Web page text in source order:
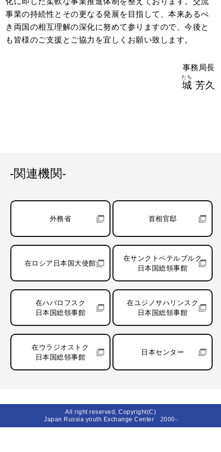
事業の持続性とその更なる発展を目指して、本来あるべ
き両国の相互理解の深化に努めて参りますので、今後と
も皆様のご支援とご協力を宜しくお願い致します。
事務局長
城
たち
芳久
-関連機関-
外務省 首相官邸
在ロシア日本国大使館
在サンクトペテルブルク
日本国総領事館
在ハバロフスク
日本国総領事館
在ユジノサハリンスク
日本国総領事館
在ウラジオストク
日本国総領事館
日本センター
All right reserved, Copyright(C)
Japan Russia youth Exchange Center 2000-.